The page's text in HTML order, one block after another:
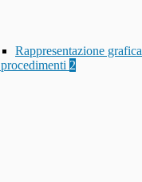
Rappresentazione grafica
2